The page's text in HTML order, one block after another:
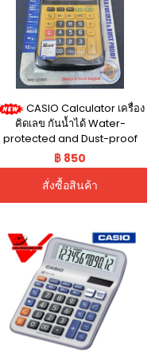
CASIO Calculator เครื่อง
คิดเลข กันน้ำได้ Water-
protected and Dust-proof
เครื่องคิดเลขตั้งโต๊ะ WM-320MT
เครื่องคิดเลขตั้งโต๊ะ ( รับประกัน
cmg ศูนย์เซ็ลทรัล 2 ปี )
฿ 850
สั่งซื้อสินค้า